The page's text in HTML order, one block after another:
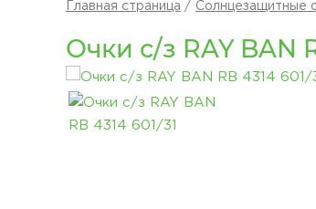
Главная страница Солнцезащитные
Очки с/з RAY BAN